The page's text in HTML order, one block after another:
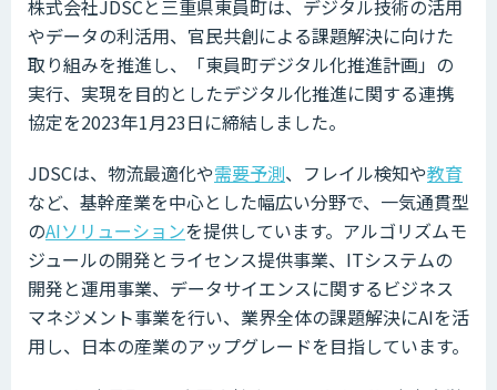
株式会社JDSCと三重県東員町は、デジタル技術の活用
やデータの利活用、官民共創による課題解決に向けた
取り組みを推進し、「東員町デジタル化推進計画」の
実行、実現を目的としたデジタル化推進に関する連携
協定を2023年1月23日に締結しました。
JDSCは、物流最適化や需要予測、フレイル検知や教育
など、基幹産業を中心とした幅広い分野で、一気通貫型
のAIソリューションを提供しています。アルゴリズムモ
ジュールの開発とライセンス提供事業、ITシステムの
開発と運用事業、データサイエンスに関するビジネス
マネジメント事業を行い、業界全体の課題解決にAIを活
用し、日本の産業のアップグレードを目指しています。